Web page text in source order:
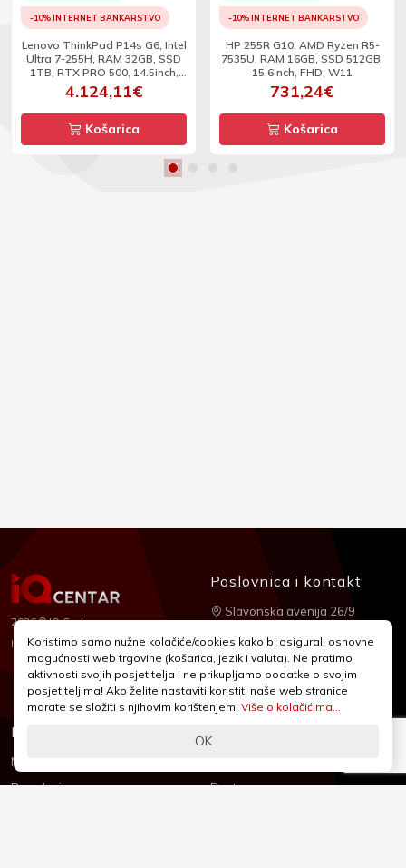
-10% INTERNET BANKARSTVO
Lenovo ThinkPad P14s G6, Intel
Ultra 7-255H, RAM 32GB, SSD
1TB, RTX PRO 500, 14.5inch,
WUXGA, W11P
4.124,11€
Košarica
-10% INTERNET BANKARSTVO
HP 255R G10, AMD Ryzen R5-
7535U, RAM 16GB, SSD 512GB,
15.6inch, FHD, W11
731,24€
Košarica
2026 © IQ Centar
Izrada:Nubilus
Informacije
Novosti & Promocije
Brandovi
Podrška
Dostava
Poslovnica i kontakt
Slavonska avenija 26/9
+385 1 2455 950
webshop@iqcentar.hr
Pon - Pet od 9 - 17h
Koristimo samo nužne kolačiće/cookies kako bi osigurali osnovne
mogućnosti web trgovine (košarica, jezik i valuta). Ne pratimo
aktivnosti svojih posjetitelja i ne prikupljamo podatke o svojim
posjetiteljima! Ako želite nastaviti koristiti naše web stranice
morate se složiti s njihovim korištenjem! Više o kolačićima...
OK